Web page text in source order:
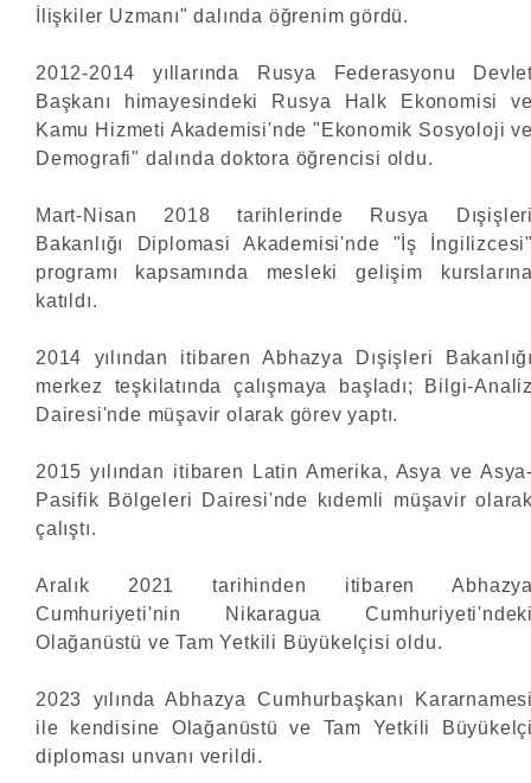
İlişkiler Uzmanı" dalında öğrenim gördü.
2012-2014 yıllarında Rusya Federasyonu
Başkanı himayesindeki Rusya Halk Ekonomisi
Kamu Hizmeti Akademisi'nde "Ekonomik Sosyoloji
Demografi" dalında doktora öğrencisi oldu.
Mart-Nisan 2018 tarihlerinde Rusya
Bakanlığı Diplomasi Akademisi'nde "İş
programı kapsamında mesleki gelişim
katıldı.
2014 yılından itibaren Abhazya Dışişleri
merkez teşkilatında çalışmaya başladı; Bilgi-
Dairesi'nde müşavir olarak görev yaptı.
2015 yılından itibaren Latin Amerika, Asya ve
Pasifik Bölgeleri Dairesi'nde kıdemli müşavir
çalıştı.
Aralık 2021 tarihinden itibaren
Cumhuriyeti'nin Nikaragua
Olağanüstü ve Tam Yetkili Büyükelçisi oldu.
2023 yılında Abhazya Cumhurbaşkanı
ile kendisine Olağanüstü ve Tam Yetkili
diploması unvanı verildi.